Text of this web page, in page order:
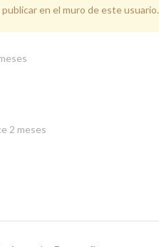
publicar en el muro de este usuario.
2 meses